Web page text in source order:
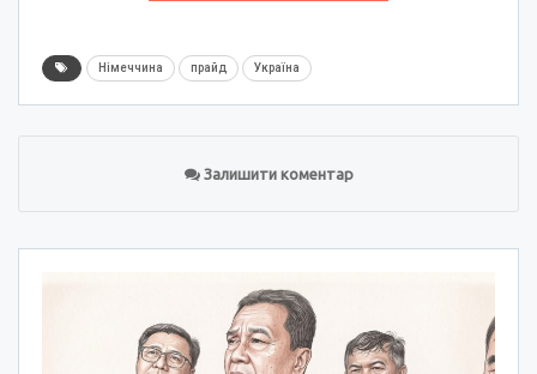
Німеччина прайд Україна
Залишити коментар